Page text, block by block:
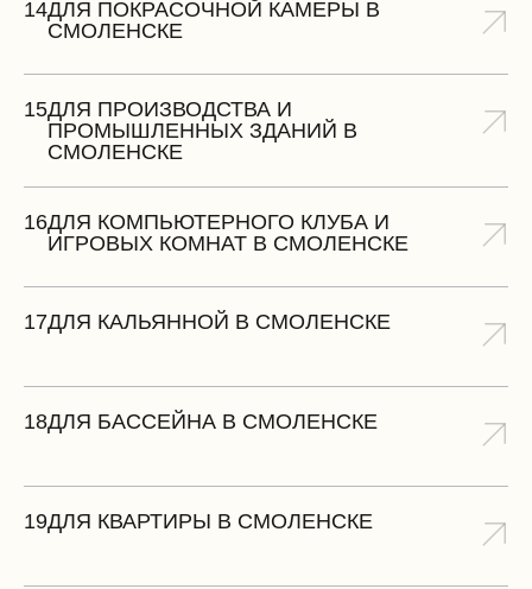
14ДЛЯ ПОКРАСОЧНОЙ КАМЕРЫ В
СМОЛЕНСКЕ
15ДЛЯ ПРОИЗВОДСТВА И
ПРОМЫШЛЕННЫХ ЗДАНИЙ В
СМОЛЕНСКЕ
16ДЛЯ КОМПЬЮТЕРНОГО КЛУБА И
ИГРОВЫХ КОМНАТ В СМОЛЕНСКЕ
17ДЛЯ КАЛЬЯННОЙ В СМОЛЕНСКЕ
18ДЛЯ БАССЕЙНА В СМОЛЕНСКЕ
19ДЛЯ КВАРТИРЫ В СМОЛЕНСКЕ